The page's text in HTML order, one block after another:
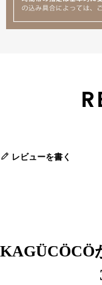
レビューを書く
KAGÜCÖCÖ